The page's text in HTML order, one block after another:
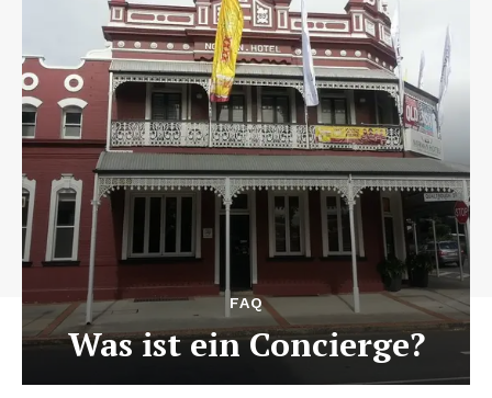
FAQ
Was ist ein Concierge?